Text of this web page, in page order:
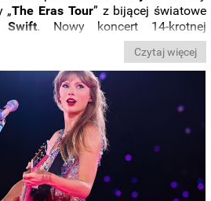
„The Eras Tour” z bijącej światowe
Swift. Nowy koncert 14-krotnej
dostępny jest po raz pierwszy w
utwory. W tym rokuTaylor Swift
trzema koncertami. Gdzie i kiedy
The Eras Tour” na żywo?
Czytaj więcej